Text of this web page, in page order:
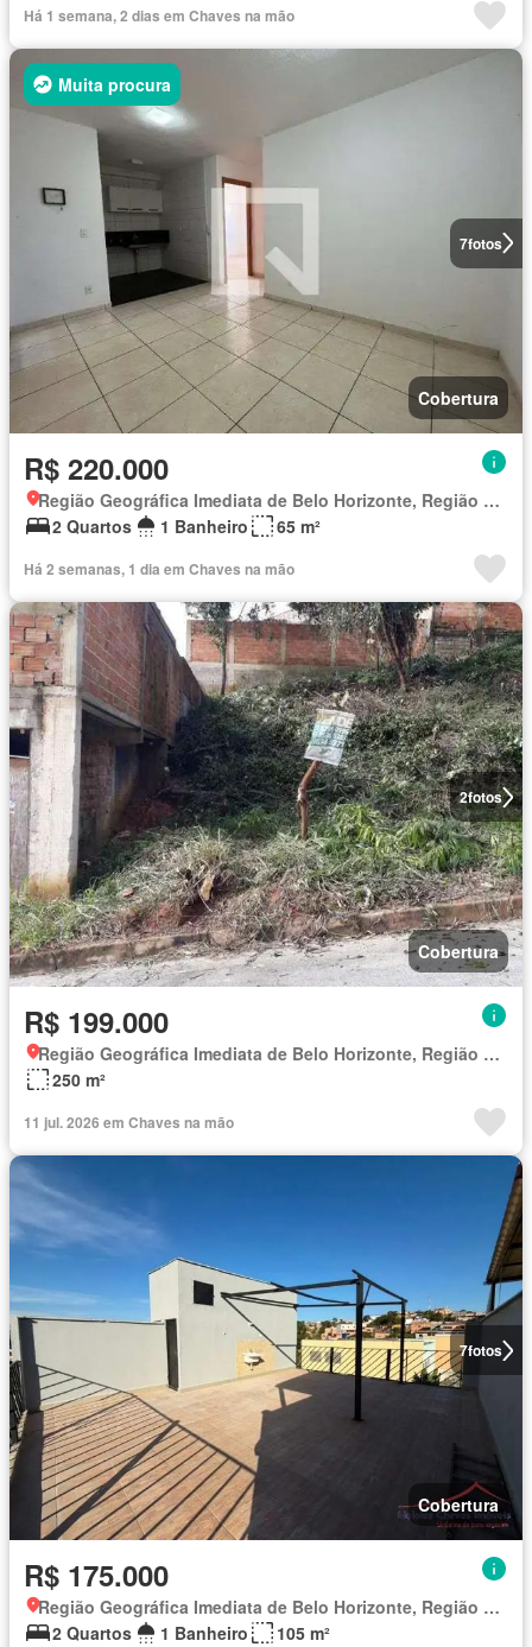
Há 1 semana, 2 dias em Chaves na mão
7fotos
Muita procura
Cobertura
R$ 220.000
Região Geográfica Imediata de Belo Horizonte, Região Metropolitana de Belo Horizonte
2 Quartos
1 Banheiro 65 m²
Há 2 semanas, 1 dia em Chaves na mão
2fotos
Cobertura
R$ 199.000
Região Geográfica Imediata de Belo Horizonte, Região Metropolitana de Belo Horizonte
250 m²
11 jul. 2026 em Chaves na mão
7fotos
Cobertura
R$ 175.000
Região Geográfica Imediata de Belo Horizonte, Região Metropolitana de Belo Horizonte
2 Quartos
1 Banheiro
105 m²